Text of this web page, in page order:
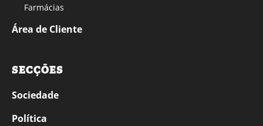
Farmácias
Área de Cliente
SECÇÕES
Sociedade
Política